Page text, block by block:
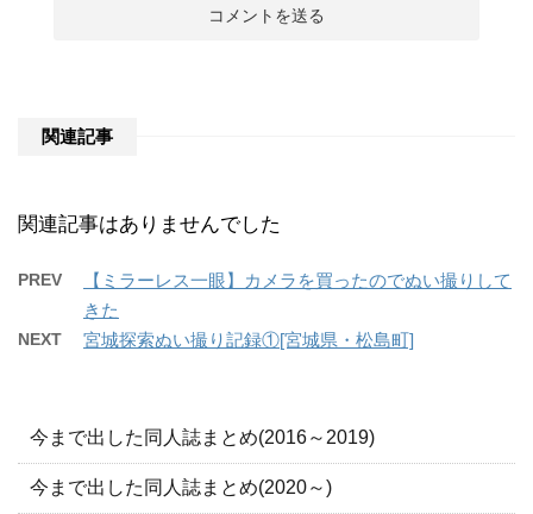
関連記事
関連記事はありませんでした
PREV
【ミラーレス一眼】カメラを買ったのでぬい撮りして
きた
NEXT 宮城探索ぬい撮り記録①[宮城県・松島町]
今まで出した同人誌まとめ(2016～2019)
今まで出した同人誌まとめ(2020～)